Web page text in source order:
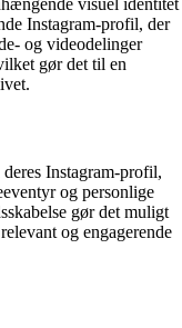
visuel identitet
Instagram-profil, der
og videodelinger
gør det til en
Instagram-profil,
og personlige
gør det muligt
og engagerende